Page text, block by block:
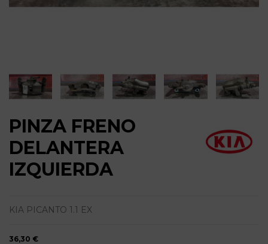
PINZA FRENO
DELANTERA
IZQUIERDA
KIA PICANTO 1.1 EX
36,30 €